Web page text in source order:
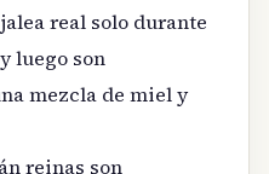
real solo durante
luego son
mezcla de miel y
reinas son